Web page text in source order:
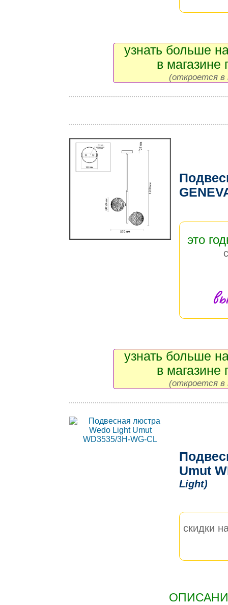
узнать больше
в магазине
(откроется в
это
узнать больше
в магазине
(откроется в
Umut
Light)
скидки